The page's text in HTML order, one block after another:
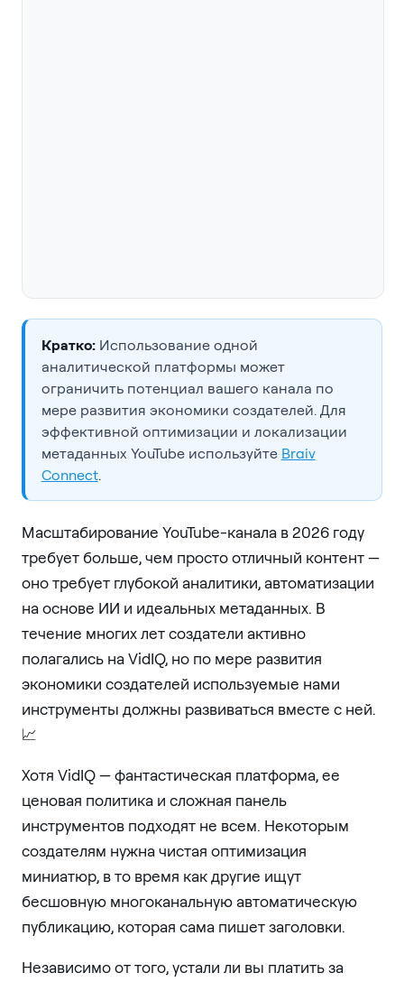
Кратко:Использование одной
аналитической платформы может
ограничить потенциал вашего канала по
мере развития экономики создателей. Для
эффективной оптимизации и локализации
метаданных YouTube используйте Braiv
Connect.
Масштабирование YouTube-канала в 2026 году
требует больше, чем просто отличный контент —
оно требует глубокой аналитики, автоматизации
на основе ИИ и идеальных метаданных. В
течение многих лет создатели активно
полагались на VidIQ, но по мере развития
экономики создателей используемые нами
инструменты должны развиваться вместе с ней.
📈
Хотя VidIQ — фантастическая платформа, ее
ценовая политика и сложная панель
инструментов подходят не всем. Некоторым
создателям нужна чистая оптимизация
миниатюр, в то время как другие ищут
бесшовную многоканальную автоматическую
публикацию, которая сама пишет заголовки.
Независимо от того, устали ли вы платить за